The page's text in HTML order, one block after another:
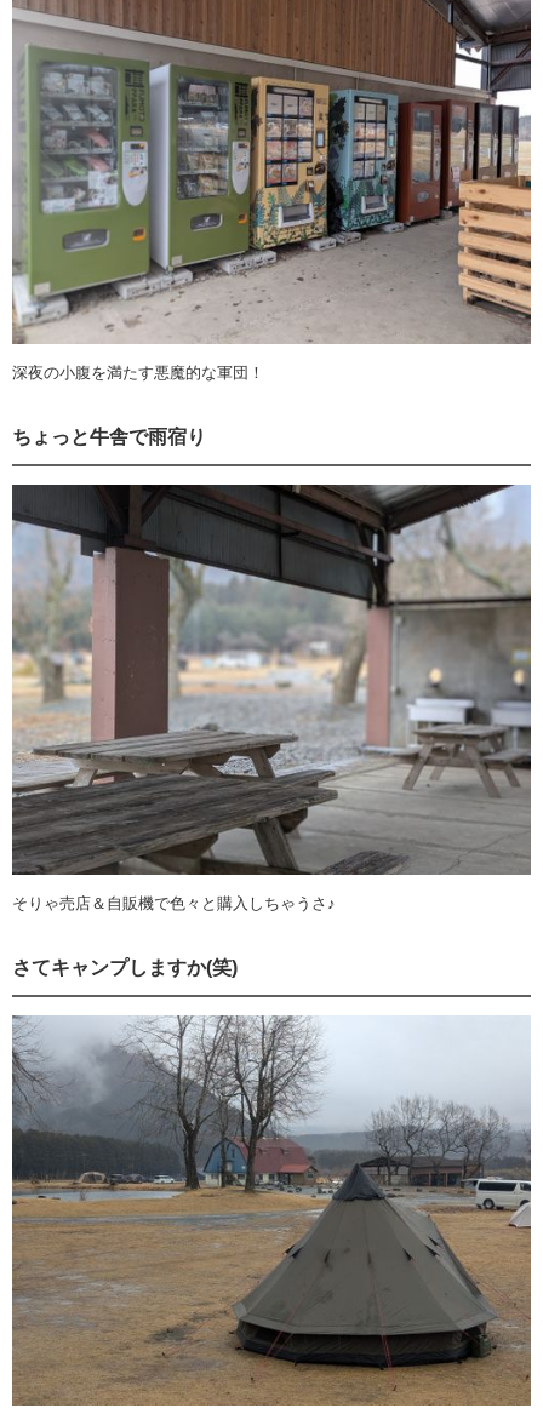
深夜の小腹を満たす悪魔的な軍団！
ちょっと牛舎で雨宿り
そりゃ売店＆自販機で色々と購入しちゃうさ♪
さてキャンプしますか(笑)